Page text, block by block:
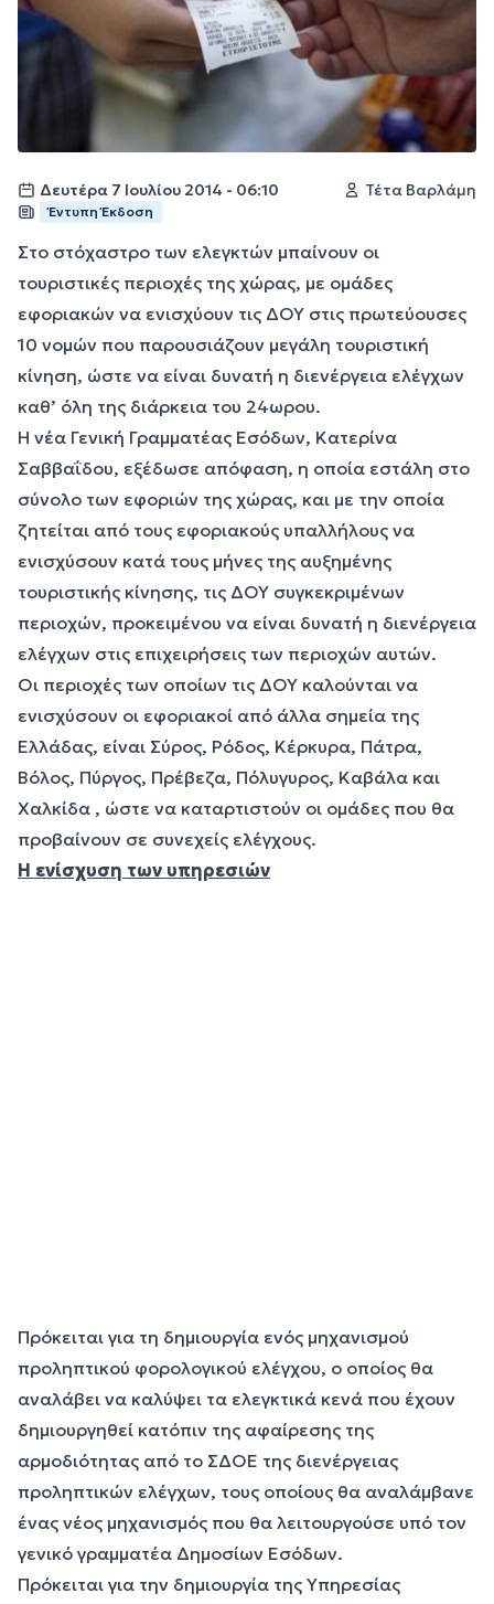
Δευτέρα 7 Ιουλίου 2014 - 06:10 Τέτα Βαρλάμη
Έντυπη Έκδοση
Στο στόχαστρο των ελεγκτών μπαίνουν οι
τουριστικές περιοχές της χώρας, με ομάδες
εφοριακών να ενισχύουν τις ΔΟΥ στις πρωτεύουσες
10 νομών που παρουσιάζουν μεγάλη τουριστική
κίνηση, ώστε να είναι δυνατή η διενέργεια ελέγχων
καθ’ όλη της διάρκεια του 24ωρου.
Η νέα Γενική Γραμματέας Εσόδων, Κατερίνα
Σαββαΐδου, εξέδωσε απόφαση, η οποία εστάλη στο
σύνολο των εφοριών της χώρας, και με την οποία
ζητείται από τους εφοριακούς υπαλλήλους να
ενισχύσουν κατά τους μήνες της αυξημένης
τουριστικής κίνησης, τις ΔΟΥ συγκεκριμένων
περιοχών, προκειμένου να είναι δυνατή η διενέργεια
ελέγχων στις επιχειρήσεις των περιοχών αυτών.
Οι περιοχές των οποίων τις ΔΟΥ καλούνται να
ενισχύσουν οι εφοριακοί από άλλα σημεία της
Ελλάδας, είναι Σύρος, Ρόδος, Κέρκυρα, Πάτρα,
Βόλος, Πύργος, Πρέβεζα, Πόλυγυρος, Καβάλα και
Χαλκίδα , ώστε να καταρτιστούν οι ομάδες που θα
προβαίνουν σε συνεχείς ελέγχους.
Η ενίσχυση των υπηρεσιών
Πρόκειται για τη δημιουργία ενός μηχανισμού
προληπτικού φορολογικού ελέγχου, ο οποίος θα
αναλάβει να καλύψει τα ελεγκτικά κενά που έχουν
δημιουργηθεί κατόπιν της αφαίρεσης της
αρμοδιότητας από το ΣΔΟΕ της διενέργειας
προληπτικών ελέγχων, τους οποίους θα αναλάμβανε
ένας νέος μηχανισμός που θα λειτουργούσε υπό τον
γενικό γραμματέα Δημοσίων Εσόδων.
Πρόκειται για την δημιουργία της Υπηρεσίας